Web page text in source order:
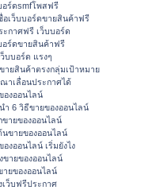
อร์ดsmfโพสฟรี
อเว็บบอร์ดขายสินค้าฟรี
ะกาศฟรี เว็บบอร์ด
อร์ดขายสินค้าฟรี
บบอร์ด แรงๆ
ายสินค้าตรงกลุ่มเป้าหมาย
าเลื่อนประกาศได้
องออนไลน์
ำ 6 วิธีขายของออนไลน์
ขายของออนไลน์
นขายของออนไลน์
องออนไลน์ เริ่มยังไง
ขายของออนไลน์
ายของออนไลน์
เว็บฟรีประกาศ